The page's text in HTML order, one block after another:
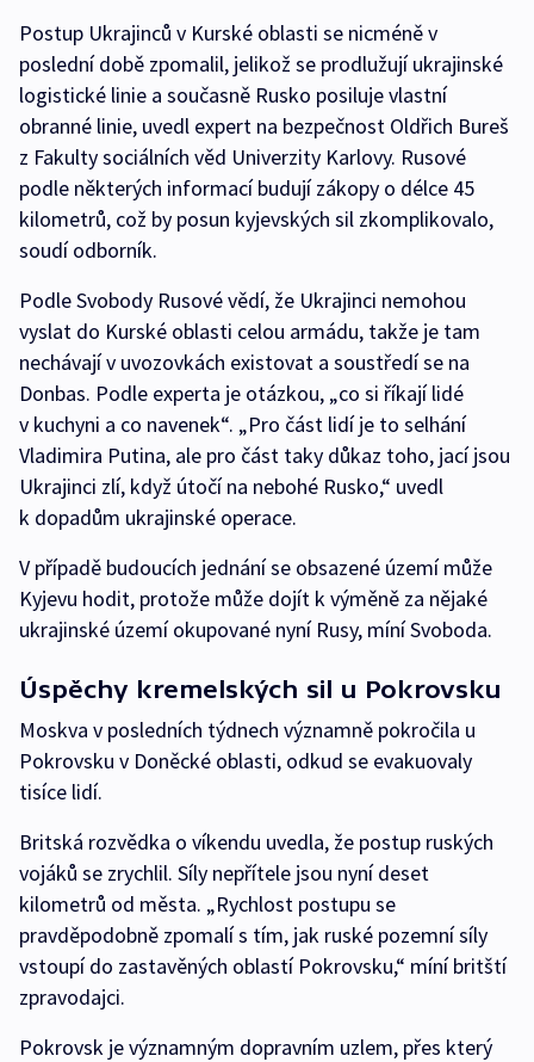
Postup Ukrajinců v Kurské oblasti se nicméně v
poslední době zpomalil, jelikož se prodlužují ukrajinské
logistické linie a současně Rusko posiluje vlastní
obranné linie, uvedl expert na bezpečnost Oldřich Bureš
z Fakulty sociálních věd Univerzity Karlovy. Rusové
podle některých informací budují zákopy o délce 45
kilometrů, což by posun kyjevských sil zkomplikovalo,
soudí odborník.
Podle Svobody Rusové vědí, že Ukrajinci nemohou
vyslat do Kurské oblasti celou armádu, takže je tam
nechávají v uvozovkách existovat a soustředí se na
Donbas. Podle experta je otázkou, „co si říkají lidé
v kuchyni a co navenek“. „Pro část lidí je to selhání
Vladimira Putina, ale pro část taky důkaz toho, jací jsou
Ukrajinci zlí, když útočí na nebohé Rusko,“ uvedl
k dopadům ukrajinské operace.
V případě budoucích jednání se obsazené území může
Kyjevu hodit, protože může dojít k výměně za nějaké
ukrajinské území okupované nyní Rusy, míní Svoboda.
Úspěchy kremelských sil u Pokrovsku
Moskva v posledních týdnech významně pokročila u
Pokrovsku v Doněcké oblasti, odkud se evakuovaly
tisíce lidí.
Britská rozvědka o víkendu uvedla, že postup ruských
vojáků se zrychlil. Síly nepřítele jsou nyní deset
kilometrů od města. „Rychlost postupu se
pravděpodobně zpomalí s tím, jak ruské pozemní síly
vstoupí do zastavěných oblastí Pokrovsku,“ míní britští
zpravodajci.
Pokrovsk je významným dopravním uzlem, přes který